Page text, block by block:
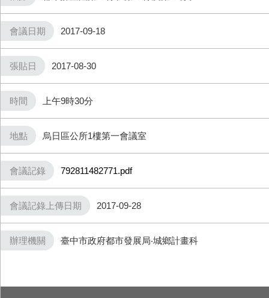
會議日期 2017-09-18
張貼日 2017-08-30
時間 上午9時30分
地點 烏日區公所1樓第一會議室
會議記錄 792811482771.pdf
會議記錄上傳日期 2017-09-28
辦理機關 臺中市政府都市發展局‧城鄉計畫科